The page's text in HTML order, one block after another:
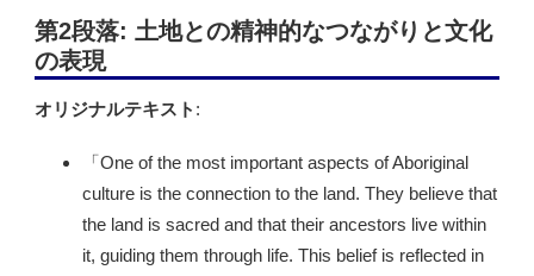
第2段落: 土地との精神的なつながりと文化
の表現
オリジナルテキスト :
「One of the most important aspects of Aboriginal
culture is the connection to the land. They believe that
the land is sacred and that their ancestors live within
it, guiding them through life. This belief is reflected in